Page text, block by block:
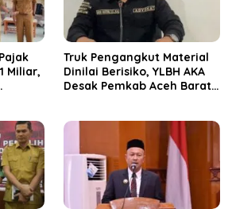
Miliar,
Truk Pengangkut Material
Dinilai Berisiko, YLBH AKA
Desak Pemkab Aceh Barat